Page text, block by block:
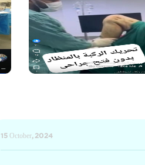
15 October, 2024